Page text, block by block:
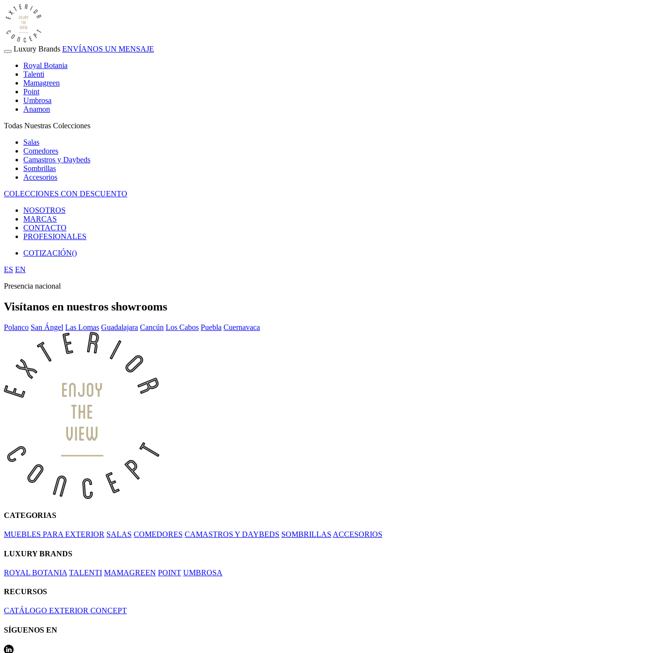
Luxury Brands ENVÍANOS UN MENSAJE
Royal Botania
Talenti
Mamagreen
Point
Umbrosa
Anamon
Todas Nuestras Colecciones
Salas
Comedores
Camastros y Daybeds
Sombrillas
Accesorios
COLECCIONES CON DESCUENTO
NOSOTROS
MARCAS
CONTACTO
PROFESIONALES
COTIZACIÓN()
ES EN
Presencia nacional
Visítanos en nuestros showrooms
Polanco San Ángel Las Lomas Guadalajara Cancún Los Cabos Puebla Cuernavaca
CATEGORIAS
MUEBLES PARA EXTERIOR SALAS COMEDORES CAMASTROS Y DAYBEDS SOMBRILLAS ACCESORIOS
LUXURY BRANDS
ROYAL BOTANIA TALENTI MAMAGREEN POINT UMBROSA
RECURSOS
CATÁLOGO EXTERIOR CONCEPT
SÍGUENOS EN